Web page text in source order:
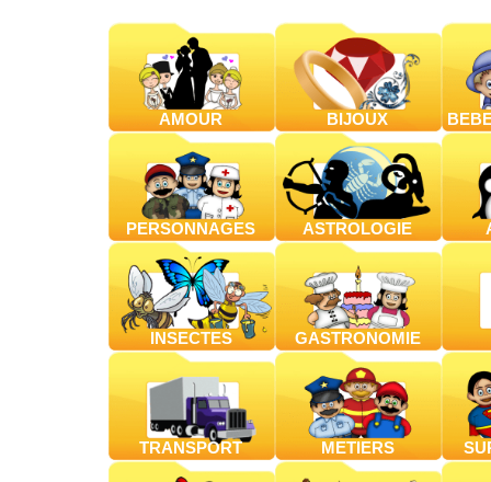
AMOUR BIJOUX
PERSONNAGES ASTROLOGIE
INSECTES GASTRONOMIE
TRANSPORT METIERS